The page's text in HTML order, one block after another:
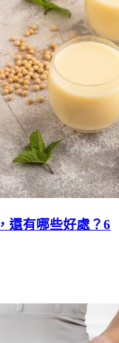
還有哪些好處？6